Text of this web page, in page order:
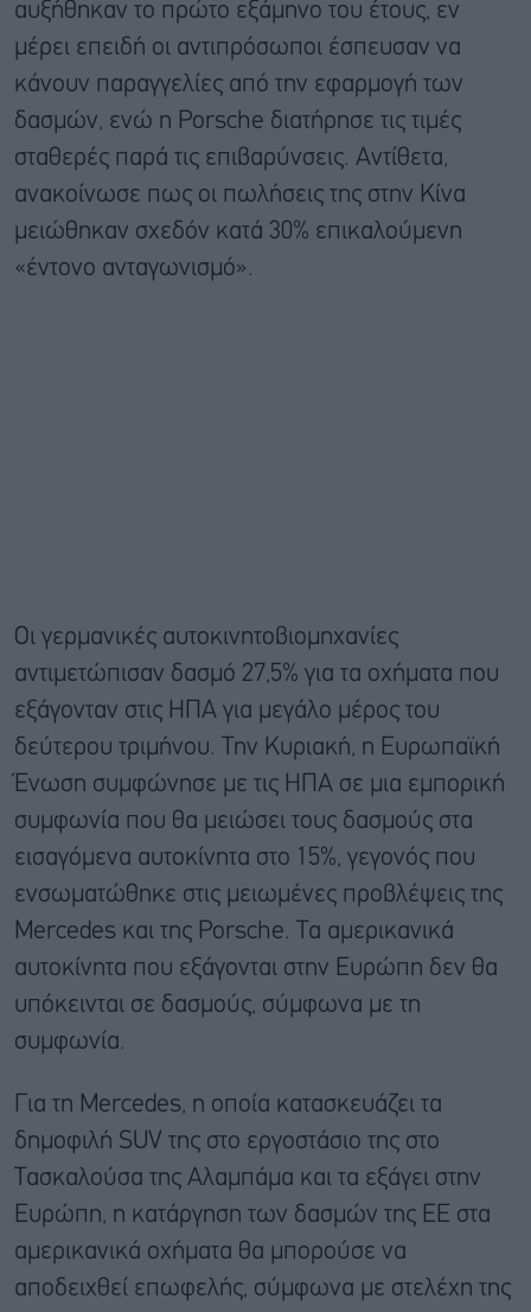
αυξήθηκαν το πρώτο εξάμηνο του έτους, εν
μέρει επειδή οι αντιπρόσωποι έσπευσαν να
κάνουν παραγγελίες από την εφαρμογή των
δασμών, ενώ η Porsche διατήρησε τις τιμές
σταθερές παρά τις επιβαρύνσεις. Αντίθετα,
ανακοίνωσε πως οι πωλήσεις της στην Κίνα
μειώθηκαν σχεδόν κατά 30% επικαλούμενη
«έντονο ανταγωνισμό».
Οι γερμανικές αυτοκινητοβιομηχανίες
αντιμετώπισαν δασμό 27,5% για τα οχήματα που
εξάγονταν στις ΗΠΑ για μεγάλο μέρος του
δεύτερου τριμήνου. Την Κυριακή, η Ευρωπαϊκή
Ένωση συμφώνησε με τις ΗΠΑ σε μια εμπορική
συμφωνία που θα μειώσει τους δασμούς στα
εισαγόμενα αυτοκίνητα στο 15%, γεγονός που
ενσωματώθηκε στις μειωμένες προβλέψεις της
Mercedes και της Porsche. Τα αμερικανικά
αυτοκίνητα που εξάγονται στην Ευρώπη δεν θα
υπόκεινται σε δασμούς, σύμφωνα με τη
συμφωνία.
Για τη Mercedes, η οποία κατασκευάζει τα
δημοφιλή SUV της στο εργοστάσιο της στο
Τασκαλούσα της Αλαμπάμα και τα εξάγει στην
Ευρώπη, η κατάργηση των δασμών της ΕΕ στα
αμερικανικά οχήματα θα μπορούσε να
αποδειχθεί επωφελής, σύμφωνα με στελέχη της